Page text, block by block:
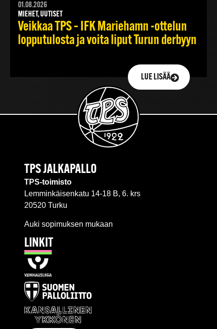
01.08.2026
MIEHET, UUTISET
Veikkaa TPS – IFK Mariehamn -ottelun
lopputulosta ja voita liput Turun derbyyn
LUE LISÄÄ
TPS JALKAPALLO
TPS-toimisto
Lemminkäisenkatu 14-18 B, 6. krs
20520 Turku
Auki sopimuksen mukaan
LINKIT